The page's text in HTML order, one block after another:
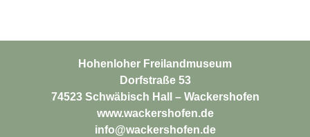
Hohenloher Freilandmuseum
Dorfstraße 53
74523 Schwäbisch Hall – Wackershofen
www.wackershofen.de
info@wackershofen.de